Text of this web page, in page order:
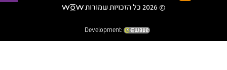
© 2026 כל הזכויות שמורות
Development: